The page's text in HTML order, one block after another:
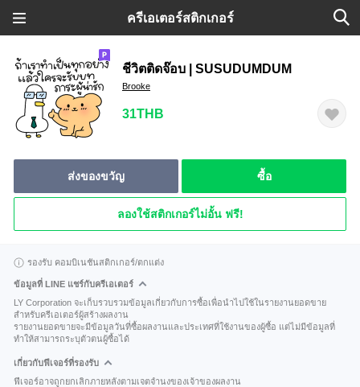
ครีเอเตอร์สติกเกอร์
ชีวิตติดจ๊อบ | SUSUDUMDUM
Brooke
31THB
ส่งของขวัญ ซื้อ
ลองใช้สติกเกอร์ไม่อั้น ฟรี!
รองรับ คอมบิเนชันสติกเกอร์/ตกแต่ง
ข้อมูลที่ LINE แชร์กับครีเอเตอร์
LY Corporation จะเก็บรวบรวมข้อมูลเกี่ยวกับการซื้อเพื่อนำไปใช้ในรายงานยอดขาย
สำหรับครีเอเตอร์ผู้สร้างผลงาน
รายงานยอดขายจะมีข้อมูลวันที่ซื้อผลงานและประเทศที่ใช้งานของผู้ซื้อ แต่ไม่มีข้อมูลที่
ทำให้สามารถระบุตัวตนผู้ซื้อได้
เกี่ยวกับฟีเจอร์ที่รองรับ
ฟีเจอร์อาจถูกยกเลิกภายหลังตามเจตจำนงของเจ้าของผลงาน